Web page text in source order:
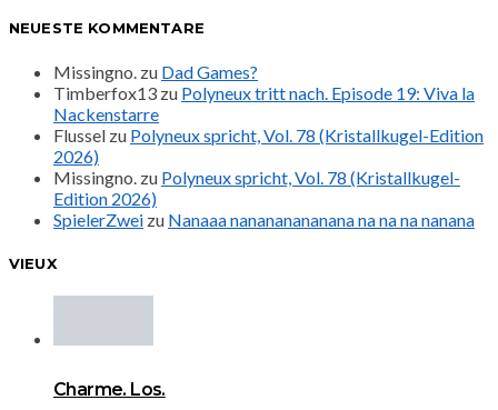
NEUESTE KOMMENTARE
Missingno. zu Dad Games?
Timberfox13 zu Polyneux tritt nach. Episode 19: Viva la
Nackenstarre
Flussel zu Polyneux spricht, Vol. 78 (Kristallkugel-Edition
2026)
Missingno. zu Polyneux spricht, Vol. 78 (Kristallkugel-
Edition 2026)
SpielerZwei zu Nanaaa nanananananana na na na nanana
VIEUX
Charme. Los.